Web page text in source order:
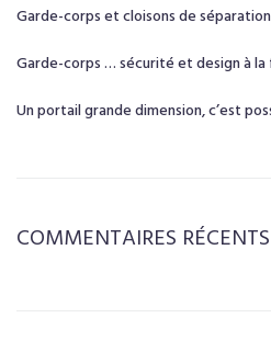
Garde-corps et cloisons de
Garde-corps … sécurité et design à la
Un portail grande dimension, c’est
COMMENTAIRES RÉCENTS